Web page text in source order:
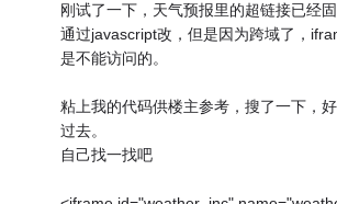
刚试了一下，天气预报里的超链接已经
通过javascript改，但是因为跨域了，
是不能访问的。
粘上我的代码供楼主参考，搜了一下，
过去。
自己找一找吧